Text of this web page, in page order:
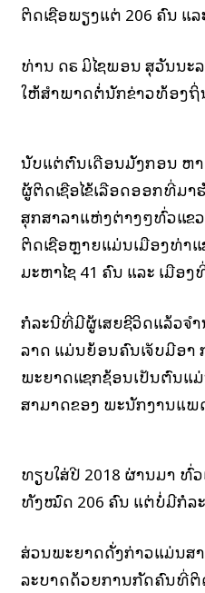
ຕິດເຊື້ອພຽງແຕ່ 206 ຄົນ ແ
ທ່ານ ດຣ ມິໄຊພອນ ສຸວັນນ
ໃຫ້ສຳພາດຕໍ່ນັກຂ່າວທ້ອງຖິ່
ນັບແຕ່ຕົ້ນເດືອນມັງກອນ ຫ
ຜູ້ຕິດເຊື້ອໄຂ້ເລືອດອອກທີ່ມ
ສຸກສາລາແຫ່ງຕ່າງໆທົ່ວແຂ
ຕິດເຊື້ອຫຼາຍແມ່ນເມືອງທ່າແ
ມະຫາໄຊ 41 ຄົນ ແລະ ເມື
ກໍລະນີທີ່ມີຜູ້ເສຍຊີວິດແລ້ວຈຳ
ລາດ ແມ່ນຍ້ອນຄົນເຈັບມີອາ
ພະຍາດແຊກຊ້ອນເປັນຕົ້ນແ
ສາມາດຂອງ ພະນັກງານແ
ທຽບໃສ່ປີ 2018 ຜ່ານມາ ທົ່
ທັງໝົດ 206 ຄົນ ແຕ່ບໍ່ມີກໍລ
ສ່ວນພະຍາດດັ່ງກ່າວແມ່ນສ
ລະບາດດ້ວຍການກັດຄົນທີ່ຕິ